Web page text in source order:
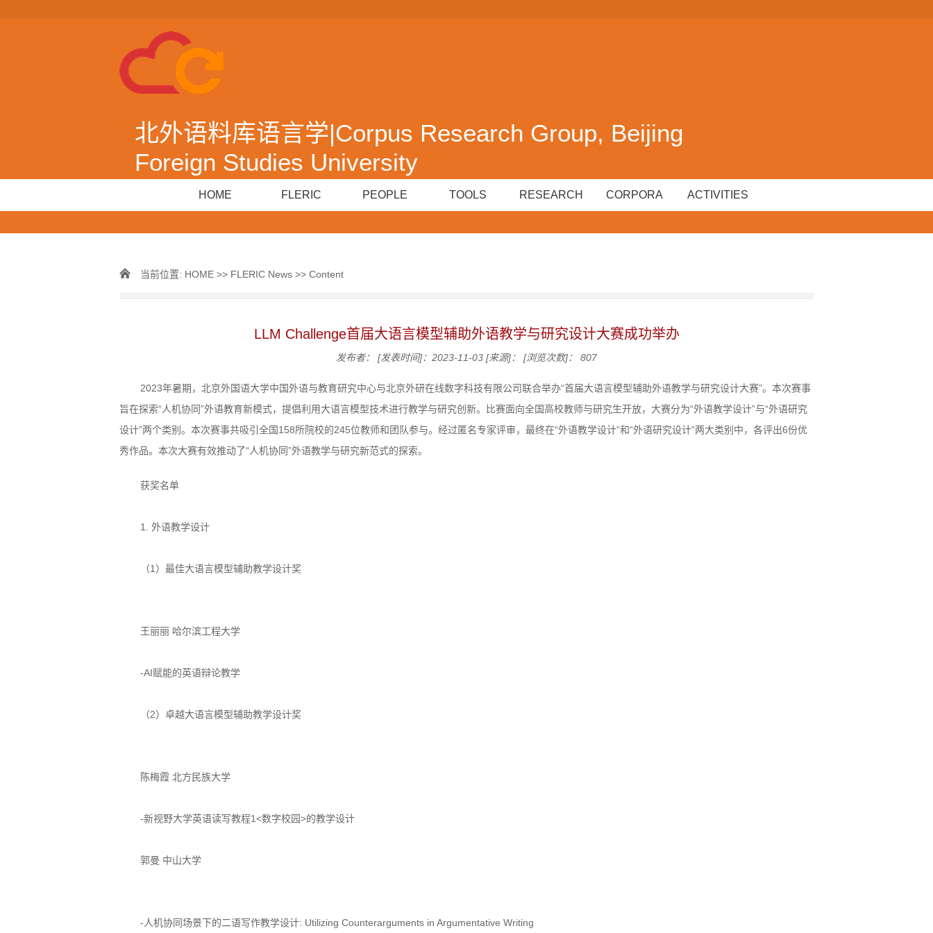
北外语料库语言学|Corpus Research Group, Beijing
Foreign Studies University
HOME FLERIC PEOPLE TOOLS RESEARCH CORPORA ACTIVITIES
当前位置: HOME >> FLERIC News >> Content
LLM Challenge首届大语言模型辅助外语教学与研究设计大赛成功举办
发布者： [发表时间]：2023-11-03 [来源]： [浏览次数]： 807
2023年暑期，北京外国语大学中国外语与教育研究中心与北京外研在线数字科技有限公司联合举办“首届大语言模型辅助外语教学与研究设计大赛”。本次赛事
旨在探索“人机协同”外语教育新模式，提倡利用大语言模型技术进行教学与研究创新。比赛面向全国高校教师与研究生开放，大赛分为“外语教学设计”与“外语研究
设计”两个类别。本次赛事共吸引全国158所院校的245位教师和团队参与。经过匿名专家评审，最终在“外语教学设计”和“外语研究设计”两大类别中，各评出6份优
秀作品。本次大赛有效推动了“人机协同”外语教学与研究新范式的探索。
获奖名单
1. 外语教学设计
（1）最佳大语言模型辅助教学设计奖
王丽丽 哈尔滨工程大学
-AI赋能的英语辩论教学
（2）卓越大语言模型辅助教学设计奖
陈梅霞 北方民族大学
-新视野大学英语读写教程1<数字校园>的教学设计
郭曼 中山大学
-人机协同场景下的二语写作教学设计: Utilizing Counterarguments in Argumentative Writing